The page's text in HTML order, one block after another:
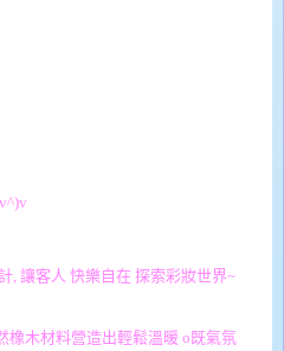
, 讓客人 快樂自在 探索彩妝世界~
橡木材料營造出輕鬆溫暖 o既氣氛